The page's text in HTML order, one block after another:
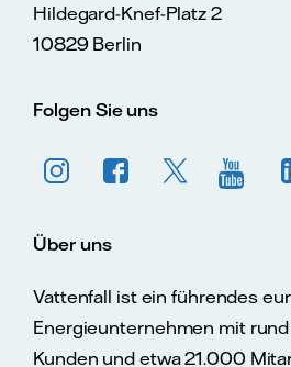
Hildegard-Knef-Platz 2
10829 Berlin
Folgen Sie uns
Über uns
Vattenfall ist ein führendes
Energieunternehmen mit
Kunden und etwa 21.000